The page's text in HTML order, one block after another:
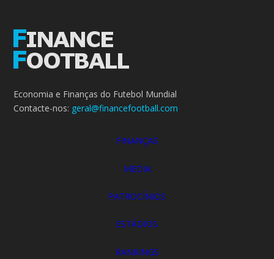
Economia e Finanças do Futebol Mundial
Contacte-nos: geral@financefootball.com
FINANÇAS
MEDIA
PATROCÍNIOS
ESTÁDIOS
RANKINGS